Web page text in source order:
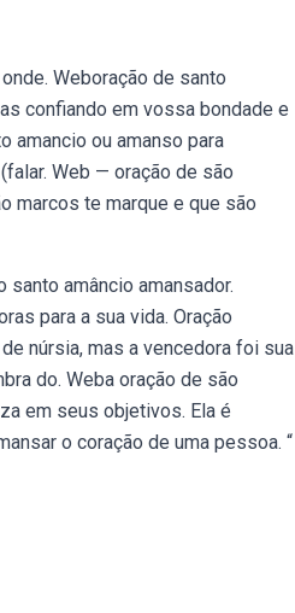
Weboração de santo
confiando em vossa bondade e
amancio ou amanso para
Web — oração de são
marcos te marque e que são
amâncio amansador.
para a sua vida. Oração
núrsia, mas a vencedora foi sua
do. Weba oração de são
em seus objetivos. Ela é
o coração de uma pessoa. “